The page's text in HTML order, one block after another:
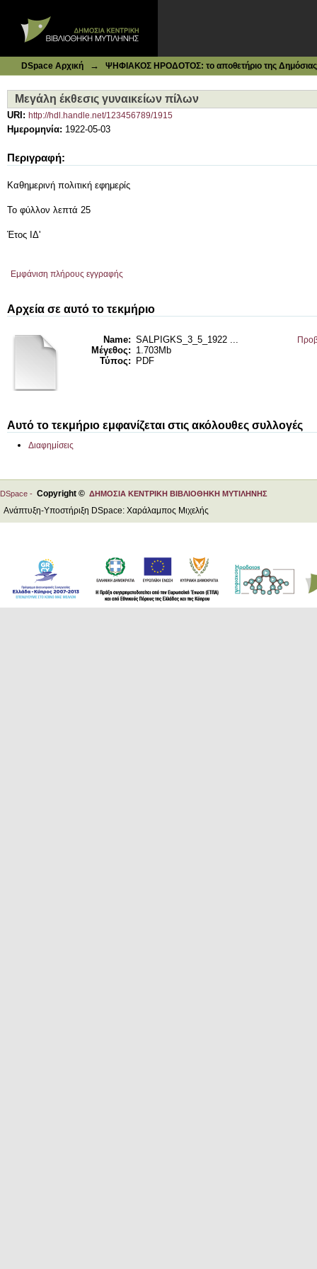
DSpace Αρχική → ΨΗΦΙΑΚΟΣ ΗΡΟΔΟΤΟΣ: το αποθετήριο της Δημόσιας
Μεγάλη έκθεσις γυναικείων πίλων
URI: http://hdl.handle.net/123456789/1915
Ημερομηνία: 1922-05-03
Περιγραφή:
Καθημερινή πολιτική εφημερίς
Το φύλλον λεπτά 25
Έτος ΙΔ'
Εμφάνιση πλήρους εγγραφής
Αρχεία σε αυτό το τεκμήριο
Name: SALPIGKS_3_5_1922 ...
Μέγεθος: 1.703Mb
Τύπος:
PDF
Αυτό το τεκμήριο εμφανίζεται στις ακόλουθες συλλογές
Διαφημίσεις
DSpace - Copyright © ΔΗΜΟΣΙΑ ΚΕΝΤΡΙΚΗ ΒΙΒΛΙΟΘΗΚΗ ΜΥΤΙΛΗΝΗΣ
Ανάπτυξη-Υποστήριξη DSpace: Χαράλαμπος Μιχελής